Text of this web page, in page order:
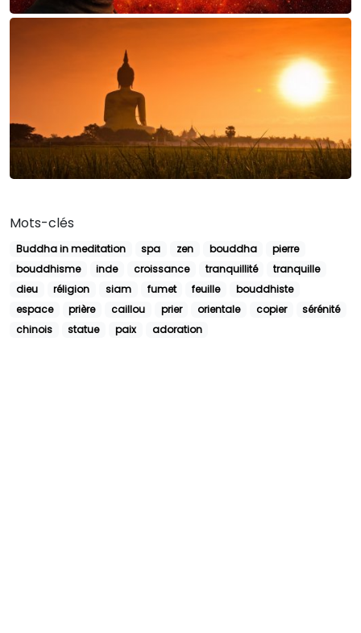
Mots-clés
Buddha in meditation spa zen bouddha
pierre
bouddhisme
inde croissance tranquillité
tranquille
dieu
réligion siam fumet feuille
bouddhiste
espace
prière caillou prier orientale copier
sérénité
chinois
statue paix adoration